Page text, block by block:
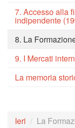
7. Accesso alla
indipendente
8. La
9. I Mercati
La memoria
Ieri La